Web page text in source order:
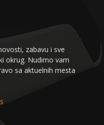
zabavu i sve
okrug. Nudimo vam
sa aktuelnih mesta